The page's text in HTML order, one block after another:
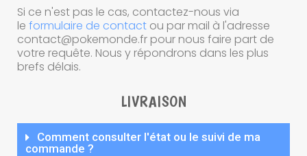
Si ce n'est pas le cas, contactez-nous via
le formulaire de contact ou par mail à l'adresse
contact@pokemonde.fr pour nous faire part de
votre requête. Nous y répondrons dans les plus
brefs délais.
LIVRAISON
Comment consulter l'état ou le suivi de ma
commande ?